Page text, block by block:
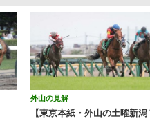
外山の見解
【東京本紙・外山の土曜新潟